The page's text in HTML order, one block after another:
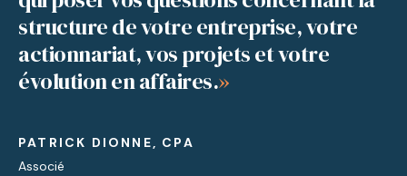
structure de votre entreprise, votre
actionnariat, vos projets et votre
évolution en affaires.»
PATRICK DIONNE, CPA
Associé